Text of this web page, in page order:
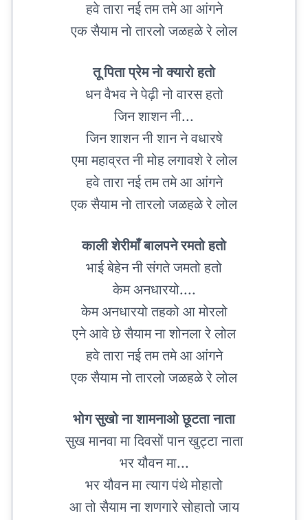
हवे तारा नई तम तमे आ आंगने
एक सैयाम नो तारलो जळहळे रे लोल
तू पिता प्रेम नो क्यारो हतो
धन वैभव ने पेढ़ी नो वारस हतो
जिन शाशन नी...
जिन शाशन नी शान ने वधारषे
एमा महाव्रत नी मोह लगावशे रे लोल
हवे तारा नई तम तमे आ आंगने
एक सैयाम नो तारलो जळहळे रे लोल
काली शेरीमाँ बालपने रमतो हतो
भाई बेहेन नी संगते जमतो हतो
केम अनधारयो....
केम अनधारयो तहको आ मोरलो
एने आवे छे सैयाम ना शोनला रे लोल
हवे तारा नई तम तमे आ आंगने
एक सैयाम नो तारलो जळहळे रे लोल
भोग सुखो ना शामनाओ छूटता नाता
सुख मानवा मा दिवसों पान खुट्टा नाता
भर यौवन मा...
भर यौवन मा त्याग पंथे मोहातो
आ तो सैयाम ना शणगारे सोहातो जाय